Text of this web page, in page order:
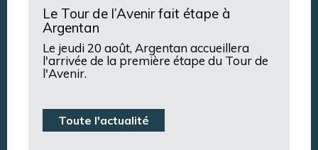
Le Tour de l’Avenir fait étape à
Argentan
Le jeudi 20 août, Argentan accueillera
l'arrivée de la première étape du Tour de
l'Avenir.
Toute l'actualité